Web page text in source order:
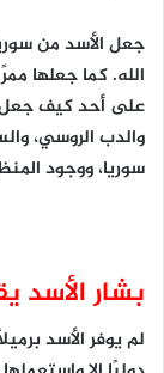
جعل الأسد من
الله. كما جعلها
على أحد كيف جعل
والدب الروسي،
سوريا، ووجود
بشار الأسد
لم يوفر الأسد